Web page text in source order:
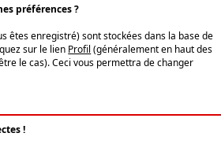
préférences ?
êtes enregistré) sont stockées dans la base de
sur le lien Profil (généralement en haut des
le cas). Ceci vous permettra de changer
!